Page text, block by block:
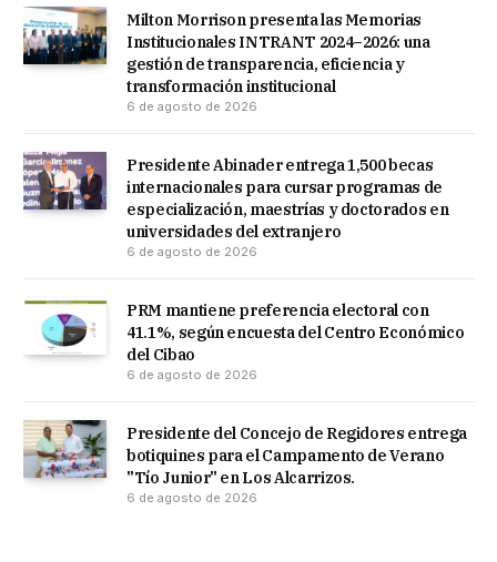
Milton Morrison presenta las Memorias
Institucionales INTRANT 2024–2026: una
gestión de transparencia, eficiencia y
transformación institucional
6 de agosto de 2026
Presidente Abinader entrega 1,500 becas
internacionales para cursar programas de
especialización, maestrías y doctorados en
universidades del extranjero
6 de agosto de 2026
PRM mantiene preferencia electoral con
41.1%, según encuesta del Centro Económico
del Cibao
6 de agosto de 2026
Presidente del Concejo de Regidores entrega
botiquines para el Campamento de Verano
"Tío Junior" en Los Alcarrizos.
6 de agosto de 2026